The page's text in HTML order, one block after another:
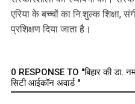
एरिया के बच्चों का नि.शुल्क शिक्षा,
प्रशिक्षण दिया जाता है।
0 RESPONSE TO "बिहार की डा.
सिटी आईकॉन अवार्ड "